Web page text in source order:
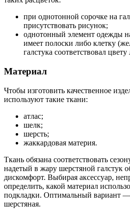
при однотонной сорочке на
присутствовать рисунок;
однотонный элемент одежды
имеет полоски либо клетку
галстука соответствовал
Материал
Чтобы изготовить качественное
используют такие ткани:
атлас;
шелк;
шерсть;
жаккардовая материя.
Ткань обязана соответствовать
надетый в жару шерстяной галстук
дискомфорт. Выбирая аксессуар,
определить, какой материал
подкладки. Оптимальный вариант —
шерстяная.